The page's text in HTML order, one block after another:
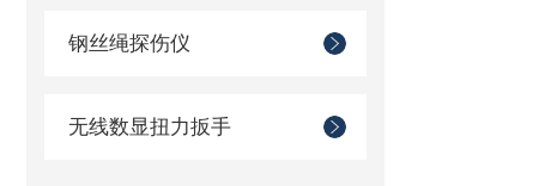
钢丝绳探伤仪
无线数显扭力扳手